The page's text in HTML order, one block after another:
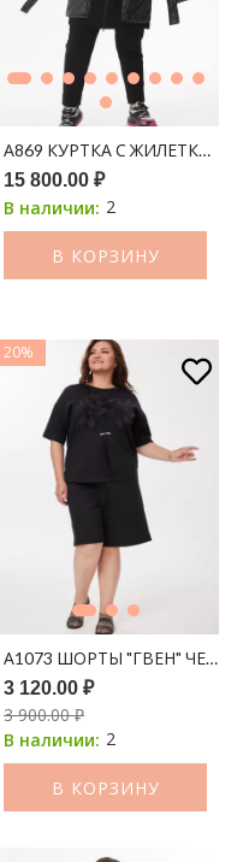
ПРИНТ БГ
15 800.00 ₽
В наличии: 2
В КОРЗИНУ
ГОЛУБОЙ
20%
А1073 ШОРТЫ "ГВЕН"
3 120.00 ₽
3 900.00 ₽
В наличии: 2
В КОРЗИНУ